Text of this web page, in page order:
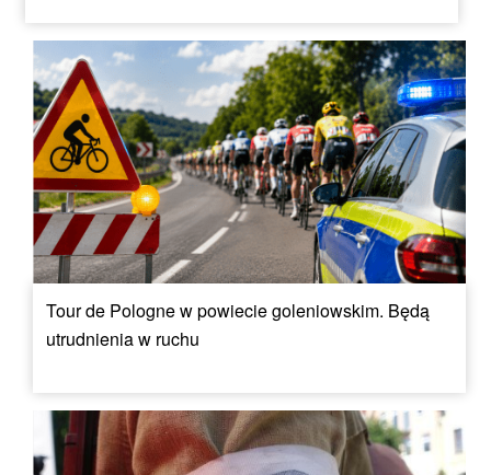
Tour de Pologne w powiecie goleniowskim. Będą
utrudnienia w ruchu